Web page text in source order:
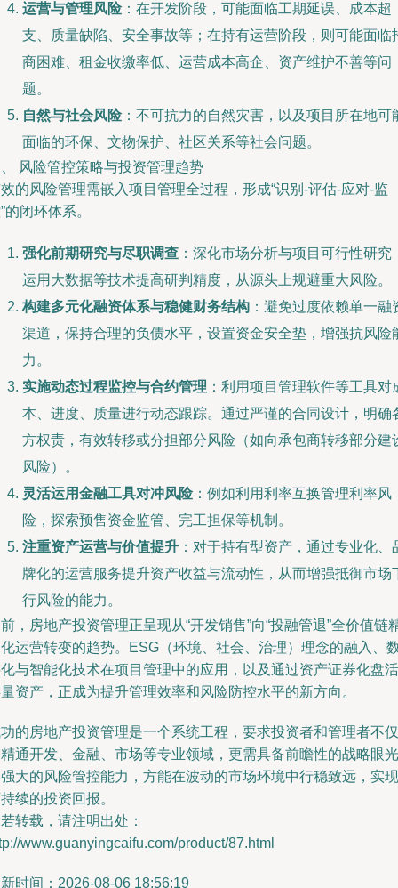
运营与管理风险：在开发阶段，可能面临工期延误、成本超
支、质量缺陷、安全事故等；在持有运营阶段，则可能面临
商困难、租金收缴率低、运营成本高企、资产维护不善等问
题。
自然与社会风险：不可抗力的自然灾害，以及项目所在地可
面临的环保、文物保护、社区关系等社会问题。
风险管控策略与投资管理趋势
的风险管理需嵌入项目管理全过程，形成“识别-评估-应对-监
的闭环体系。
强化前期研究与尽职调查 ：深化市场分析与项目可行性研究
运用大数据等技术提高研判精度，从源头上规避重大风险。
构建多元化融资体系与稳健财务结构 ：避免过度依赖单一融
渠道，保持合理的负债水平，设置资金安全垫，增强抗风险
力。
实施动态过程监控与合约管理 ：利用项目管理软件等工具对
本、进度、质量进行动态跟踪。通过严谨的合同设计，明确
方权责，有效转移或分担部分风险（如向承包商转移部分建
风险）。
灵活运用金融工具对冲风险：例如利用利率互换管理利率风
险，探索预售资金监管、完工担保等机制。
注重资产运营与价值提升 ：对于持有型资产，通过专业化、
牌化的运营服务提升资产收益与流动性，从而增强抵御市场
行风险的能力。
，房地产投资管理正呈现从“开发销售”向“投融管退”全价值链
运营转变的趋势。ESG（环境、社会、治理）理念的融入、
与智能化技术在项目管理中的应用，以及通过资产证券化盘活
资产，正成为提升管理效率和风险防控水平的新方向。
的房地产投资管理是一个系统工程，要求投资者和管理者不仅
通开发、金融、市场等专业领域，更需具备前瞻性的战略眼光
大的风险管控能力，方能在波动的市场环境中行稳致远，实现
续的投资回报。
转载，请注明出处：
www.guanyingcaifu.com/product/87.html
时间：2026-08-06 18:56:19